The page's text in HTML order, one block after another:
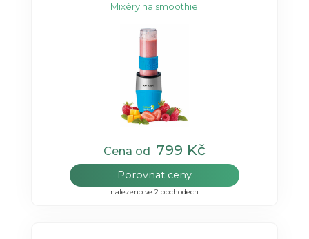
Mixéry na smoothie
Cena od 799 Kč
Porovnat ceny
nalezeno ve 2 obchodech